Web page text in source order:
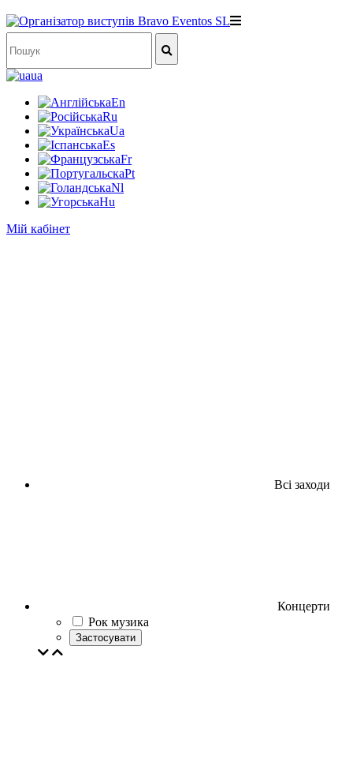
ua
En
Ru
Ua
Es
Fr
Pt
Nl
Hu
Мій кабінет
Всі заходи
Концерти
Рок музика
Застосувати